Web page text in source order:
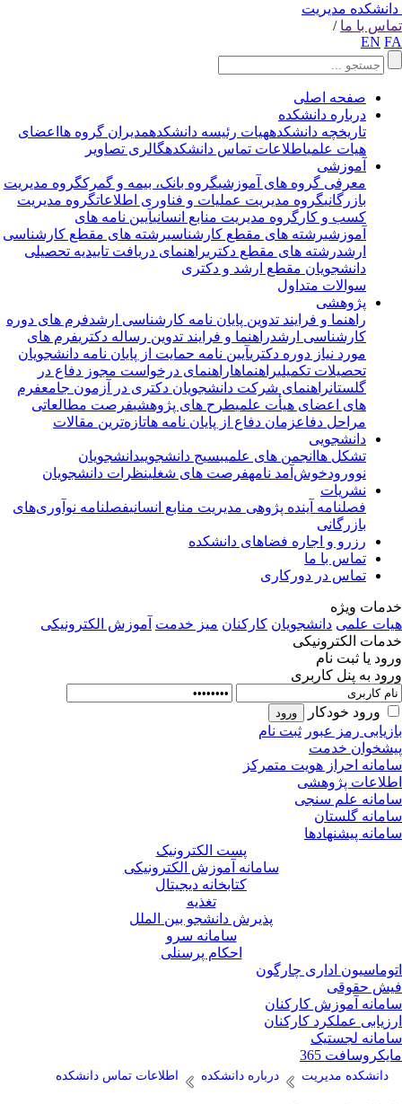
مدیریت
با ما /
EN
صفحه اصلی
درباره دانشکده
تاریخچه دانشکدههیات رئیسه دانشکدهمدیران گروه هااعضای
هیات علمیاطلاعات تماس دانشکدهگالری تصاویر
آموزشی
معرفی گروه های آموزشیگروه بانک، بیمه و گمرک گروه مدیریت
بازرگانیگروه مدیریت عملیات و فناوری اطلاعاتگروه مدیریت
کسب و کارگروه مدیریت منابع انسانیآیین نامه های
آموزشیرشته های مقطع کارشناسیرشته های مقطع کارشناسی
ارشدرشته های مقطع دکتریراهنمای دریافت تاییدیه تحصیلی
دانشجویان مقطع ارشد و دکتری
سوالات متداول
پژوهشی
راهنما و فرایند تدوین پایان نامه کارشناسی ارشدفرم های دوره
کارشناسی ارشدراهنما و فرایند تدوین رساله دکتریفرم های
مورد نیاز دوره دکتریآیین نامه حمایت از پایان نامه دانشجویان
تحصیلات تکمیلیراهنماهاراهنمای درخواست مجوز دفاع در
گلستانراهنمای شرکت دانشجویان دکتری در آزمون جامعفرم
های اعضای هیأت علمیطرح های پژوهشیفرصت مطالعاتی
مراحل دفاعزمان دفاع از پایان نامه هاتازه‌ترین مقالات
دانشجویی
تشکل هاانجمن های علمیبسیج دانشجوییدانشجویان
نوورودخوش‌آمد نامهفرصت های شغلینظرات دانشجویان
نشریات
فصلنامه آینده پژوهی مدیریت منابع انسانیفصلنامه نوآوری‌های
بازرگانی
رزرو و اجاره فضاهای دانشکده
تماس با ما
تماس در دورکاری
ویژه
علمی دانشجویان کارکنان میز خدمت آموزش الکترونیکی
الکترونیکی
یا ثبت نام
به پنل کاربری
ورود خودکار
رمز عبور ثبت نام
خدمت
احراز هویت متمرکز
پژوهشی
علم سنجی
گلستان
پیشنهادها
پست الکترونیک
سامانه آموزش الکترونیکی
کتابخانه دیجیتال
تغذیه
پذیرش دانشجو بین الملل
سامانه سرو
احکام پرسنلی
اداری چارگون
حقوقی
آموزش کارکنان
عملکرد کارکنان
لجستیک
365
دانشکده مدیریت درباره دانشکده اطلاعات تماس دانشکده